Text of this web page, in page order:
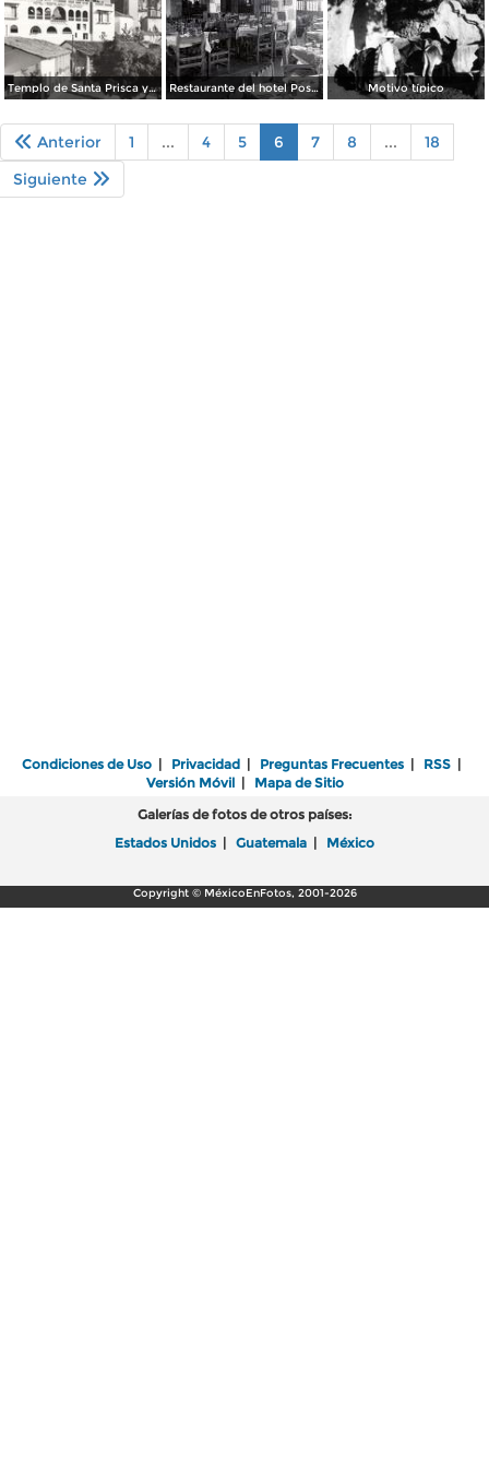
Templo de Santa Prisca y Hotel Meléndez Restaurante del hotel Posada de la Misión Motivo típico
Anterior 1 ... 4 5 6 7 8 ...
18
Siguiente
Condiciones de Uso | Privacidad | Preguntas Frecuentes | RSS |
Versión Móvil| Mapa de Sitio
Galerías de fotos de otros países:
Estados Unidos | Guatemala | México
Copyright © MéxicoEnFotos, 2001-2026